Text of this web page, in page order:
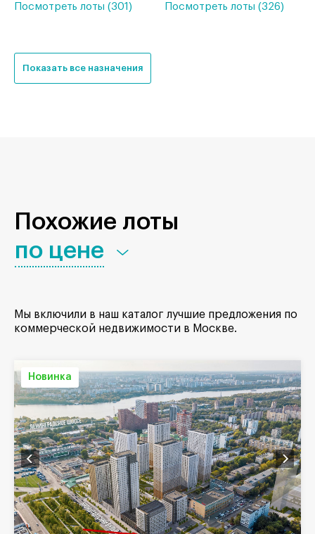
Посмотреть лоты (301)
Посмотреть лоты (326)
Показать все назначения
Похожие лоты
по цене
Мы включили в наш каталог лучшие предложения по
коммерческой недвижимости в Москве.
Новинка